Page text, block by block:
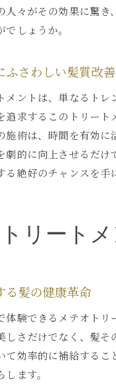
人々がその効果に驚
しょうか。
ふさわしい髪質改善
メントは、単なるト
追求するこのトリー
施術は、時間を有効
劇的に向上させるだ
る絶好のチャンスを手
リート
る髪の健康革命
体験できるメテオトリ
しさだけでなく、髪
て効率的に補給する
ます。